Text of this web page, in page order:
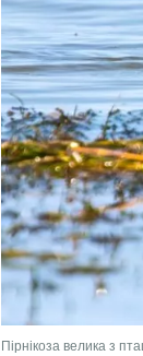
Пірнікоза велика з